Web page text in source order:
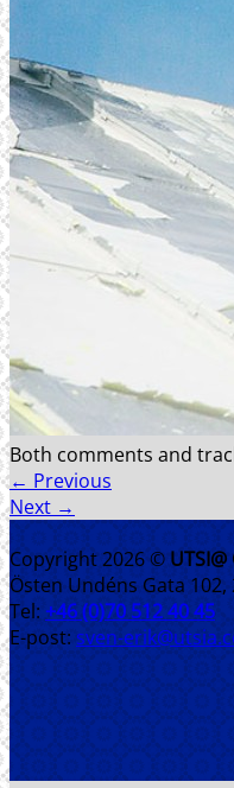
REFERENSER
SENASTE PROJEKT
KONTAKT
Both comments and
← Previous
Next →
Copyright 2026 ©
Östen Undéns Gata 102,
Tel: +46 (0)70 512 40 45
E-post: sven-